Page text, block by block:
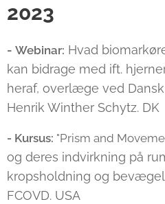
2023
- Webinar: Hvad
kan bidrage med ift.
heraf, overlæge ved
Henrik Winther Schytz. DK
- Kursus: "Prism and
og deres indvirkning på
kropsholdning og
FCOVD. USA